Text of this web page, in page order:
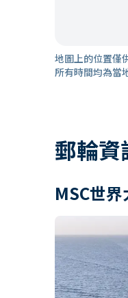
地圖上的位置僅
所有時間均為當
郵輪資
MSC世